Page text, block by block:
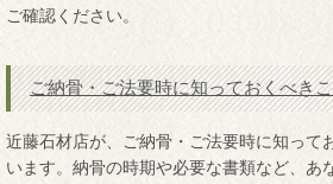
ご確認ください。
ご納骨・ご法要時に知っておくべき
近藤石材店が、ご納骨・ご法要時に知って
います。納骨の時期や必要な書類など、あ